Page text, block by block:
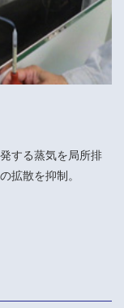
する蒸気を局所排
拡散を抑制。